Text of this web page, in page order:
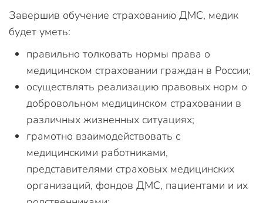
Завершив обучение страхованию ДМС, медик
будет уметь:
правильно толковать нормы права о
медицинском страховании граждан в России;
осуществлять реализацию правовых норм о
добровольном медицинском страховании в
различных жизненных ситуациях;
грамотно взаимодействовать с
медицинскими работниками,
представителями страховых медицинских
организаций, фондов ДМС, пациентами и их